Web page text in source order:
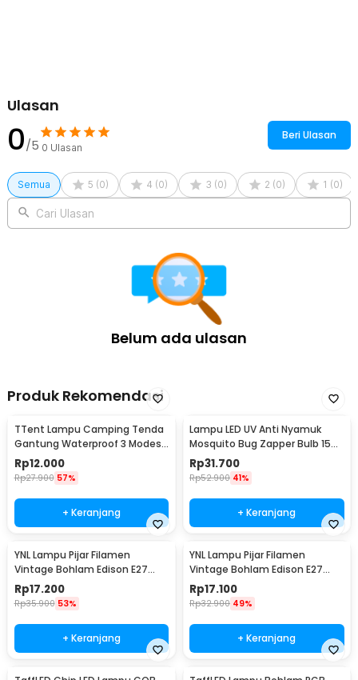
Ulasan
0/5 0 Ulasan
Beri Ulasan
Semua 5 (0) 4 (0) 3 (0) 2 (0) 1 (0)
Cari Ulasan
Belum ada ulasan
Produk Rekomendasi
TTent Lampu Camping Tenda
Gantung Waterproof 3 Modes
6000K 1.5W - 5188
Rp12.000
Rp27.900 57%
+ Keranjang
Lampu LED UV Anti Nyamuk
Mosquito Bug Zapper Bulb 15W
E27 Cool White - YC1350
Rp31.700
Rp52.900 41%
+ Keranjang
YNL Lampu Pijar Filamen
Vintage Bohlam Edison E27
40W - ST64
Rp17.200
Rp35.900 53%
+ Keranjang
YNL Lampu Pijar Filamen
Vintage Bohlam Edison E27
60W - ST64
Rp17.100
Rp32.900 49%
+ Keranjang